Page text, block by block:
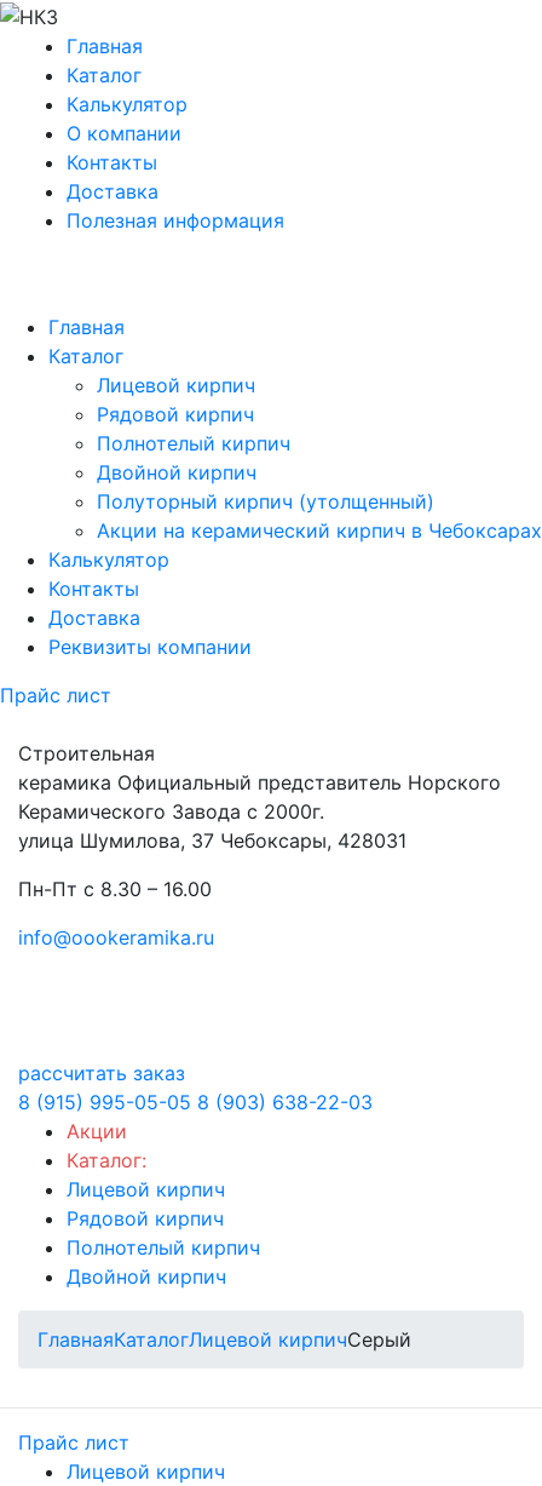
Главная
Каталог
Калькулятор
О компании
Контакты
Доставка
Полезная информация
Главная
Каталог
Лицевой кирпич
Рядовой кирпич
Полнотелый кирпич
Двойной кирпич
Полуторный кирпич (утолщенный)
Акции на керамический кирпич в Чебоксарах
Калькулятор
Контакты
Доставка
Реквизиты компании
Прайс лист
Строительная
керамика Официальный представитель Норского
Керамического Завода с 2000г.
улица Шумилова, 37 Чебоксары, 428031
Пн-Пт с 8.30 – 16.00
info@oookeramika.ru
рассчитать заказ
8 (915) 995-05-05 8 (903) 638-22-03
Акции
Каталог:
Лицевой кирпич
Рядовой кирпич
Полнотелый кирпич
Двойной кирпич
ГлавнаяКаталогЛицевой кирпичСерый
Прайс лист
Лицевой кирпич